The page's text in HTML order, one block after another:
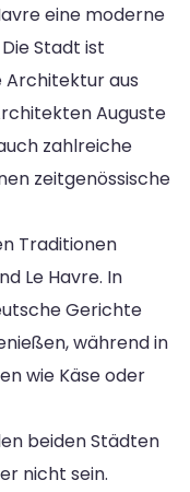
eine moderne
Stadt ist
aus
Auguste
zahlreiche
zeitgenössische
Traditionen
Le Havre. In
Gerichte
während in
wie Käse oder
beiden Städten
nicht sein.